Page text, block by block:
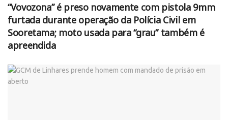
“Vovozona” é preso novamente com pistola 9mm
furtada durante operação da Polícia Civil em
Sooretama; moto usada para “grau” também é
apreendida